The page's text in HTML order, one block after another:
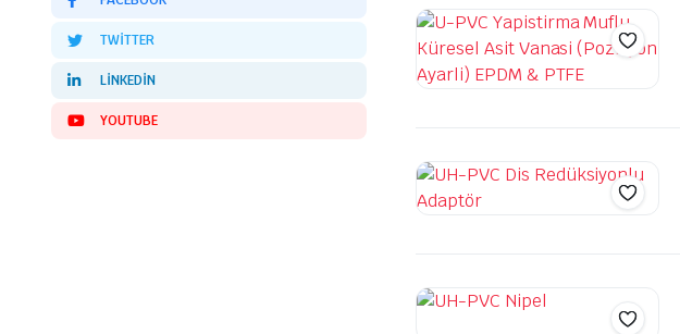
TWITTER
LINKEDIN
YOUTUBE